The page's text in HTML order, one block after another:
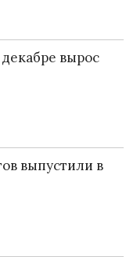
вырос
выпустили в